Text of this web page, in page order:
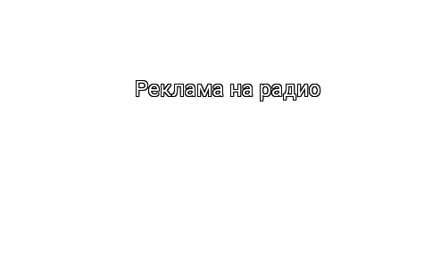
Реклама на радио